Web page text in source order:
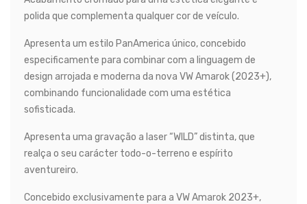
polida que complementa qualquer cor de veículo.
Apresenta um estilo PanAmerica único, concebido
especificamente para combinar com a linguagem de
design arrojada e moderna da nova VW Amarok (2023+),
combinando funcionalidade com uma estética
sofisticada.
Apresenta uma gravação a laser “WILD” distinta, que
realça o seu carácter todo-o-terreno e espírito
aventureiro.
Concebido exclusivamente para a VW Amarok 2023+,